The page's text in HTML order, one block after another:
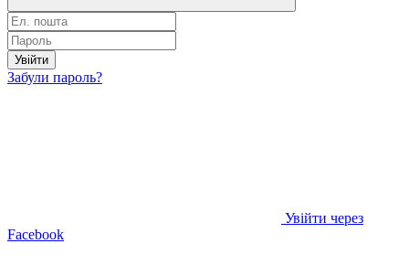
Увійти
Забули пароль?
Увійти через
Facebook